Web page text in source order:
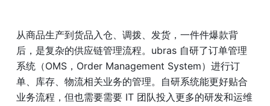
从商品生产到货品入仓、调拨、发货，一件件爆款背
后，是复杂的供应链管理流程。ubras 自研了订单管理
系统（OMS，Order Management System）进行订
单、库存、物流相关业务的管理。自研系统能更好贴合
业务流程，但也需要需要 IT 团队投入更多的研发和运维